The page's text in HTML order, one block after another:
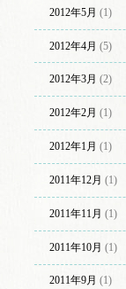
2012年5月 (1)
2012年4月 (5)
2012年3月 (2)
2012年2月 (1)
2012年1月 (1)
2011年12月 (1)
2011年11月 (1)
2011年10月 (1)
2011年9月 (1)